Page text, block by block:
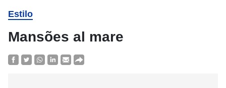
Estilo
Mansões al mare